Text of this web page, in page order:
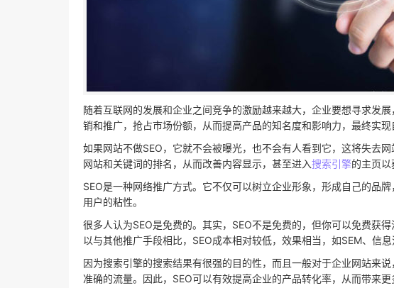
随着互联网的发展和企业之间竞争的激励越来越大，企业要想寻求发
销和推广，抢占市场份额，从而提高产品的知名度和影响力，最终实现
如果网站不做SEO，它就不会被曝光，也不会有人看到它，这将失去
网站和关键词的排名，从而改善内容显示，甚至进入搜索引擎的主页以
SEO是一种网络推广方式。它不仅可以树立企业形象，形成自己的品
用户的粘性。
很多人认为SEO是免费的。其实，SEO不是免费的，但你可以免费获
以与其他推广手段相比，SEO成本相对较低，效果相当，如SEM、信息
因为搜索引擎的搜索结果有很强的目的性，而且一般对于企业网站来
准确的流量。因此，SEO可以有效提高企业的产品转化率，从而带来更